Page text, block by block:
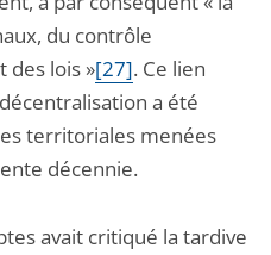
du contrôle
des lois »[27]. Ce lien
a été
territoriales menées
décennie.
avait critiqué la tardive